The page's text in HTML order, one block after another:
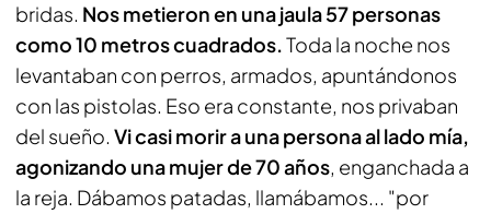
bridas. Nos metieron en una jaula 57 personas
como 10 metros cuadrados.Toda la noche nos
levantaban con perros, armados, apuntándonos
con las pistolas. Eso era constante, nos privaban
del sueño. Vi casi morir a una persona al lado mía,
agonizando una mujer de 70 años, enganchada a
la reja. Dábamos patadas, llamábamos... "por